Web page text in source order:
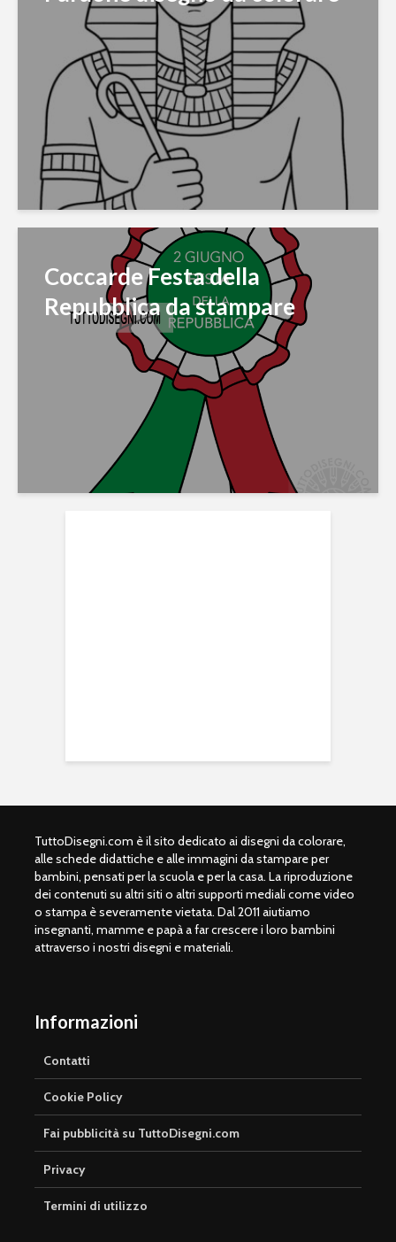
Coccarde Festa della
Repubblica da stampare
TuttoDisegni.com è il sito dedicato ai disegni da colorare,
alle schede didattiche e alle immagini da stampare per
bambini, pensati per la scuola e per la casa. La riproduzione
dei contenuti su altri siti o altri supporti mediali come video
o stampa è severamente vietata. Dal 2011 aiutiamo
insegnanti, mamme e papà a far crescere i loro bambini
attraverso i nostri disegni e materiali.
Informazioni
Contatti
Cookie Policy
Fai pubblicità su TuttoDisegni.com
Privacy
Termini di utilizzo